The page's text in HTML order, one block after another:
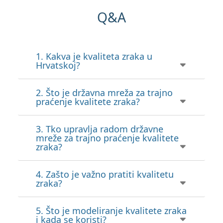
Q&A
1. Kakva je kvaliteta zraka u
Hrvatskoj?
Na portaluKvaliteta zraka u Republici
Hrvatskojmoguće je pratiti trenutno
stanje onečišćenja zraka za sve tvari u
zraku koje se prate u državnoj mreži za
trajno praćenje kvalitete zraka i na
većini postaja iz lokalnih mreža te
Pri tome treba istaknuti da trenutni
2. Što je državna mreža za trajno
praćenje kvalitete zraka?
Državnu mrežu za trajno praćenje
kvalitete zraka čine postaje za mjerenje
kvalitete zraka raspoređene po teritoriju
Republike Hrvatske. Izbor lokacija
mjernih mjesta opseg i učestalost
mjerenja određeni su na osnovi
3. Tko upravlja radom državne
mreže za trajno praćenje kvalitete
zraka?
DHMZ upravlja radom državne mreže za
trajno praćenje kvalitete zraka,
osigurava izgradnju novih postaja u
4. Zašto je važno pratiti kvalitetu
zraka?
Pravo na čisti zrak ustavno je pravo
5. Što je modeliranje kvalitete zraka
i kada se koristi?